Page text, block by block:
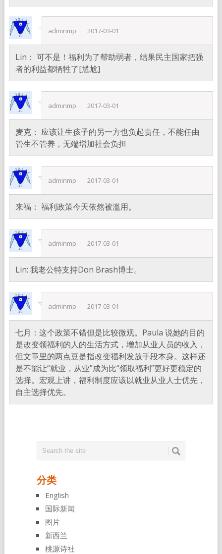
adminmp 2017-03-01
Lin： 可不是！福利为了帮助弱者，结果民主国家把强
者的利益都牺牲了[尴尬]
adminmp 2017-03-01
麦克： 应该让生孩子的另一方也负起责任，不能任由
管生不管养，无端增加社会负担
adminmp 2017-03-01
来福： 福利政策今天依然被滥用。
adminmp 2017-03-01
Lin: 我老公特支持Don Brash博士。
adminmp 2017-03-01
七月：这个政策不错但是比较微观。Paula 说她的目的
是改变领福利的人的生活方式，增加从业人员的收入，
但文章里的两点豆是指改变福利发放手段本身。这样还
是不能让“就业，从业”成为比“领取福利”更好更稳定的
选择。宏观上讲，福利制度应该以就业从业人士优先，
自主选择优先。
分类
English
国际新闻
图片
新西兰
桃源诗社